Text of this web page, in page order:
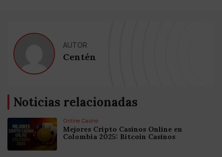
AUTOR
Centén
Noticias relacionadas
Online Casino
Mejores Cripto Casinos Online en
Colombia 2025: Bitcoin Casinos